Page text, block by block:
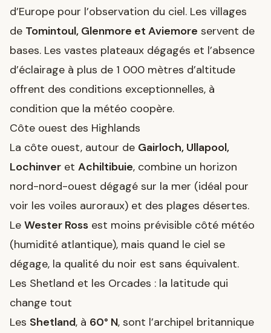
d’Europe pour l’observation du ciel. Les villages
de Tomintoul, Glenmore et Aviemore servent de
bases. Les vastes plateaux dégagés et l’absence
d’éclairage à plus de 1 000 mètres d’altitude
offrent des conditions exceptionnelles, à
condition que la météo coopère.
Côte ouest des Highlands
La côte ouest, autour de Gairloch, Ullapool,
Lochinver et Achiltibuie, combine un horizon
nord-nord-ouest dégagé sur la mer (idéal pour
voir les voiles auroraux) et des plages désertes.
Le Wester Ross est moins prévisible côté météo
(humidité atlantique), mais quand le ciel se
dégage, la qualité du noir est sans équivalent.
Les Shetland et les Orcades : la latitude qui
change tout
Les Shetland, à 60° N, sont l’archipel britannique